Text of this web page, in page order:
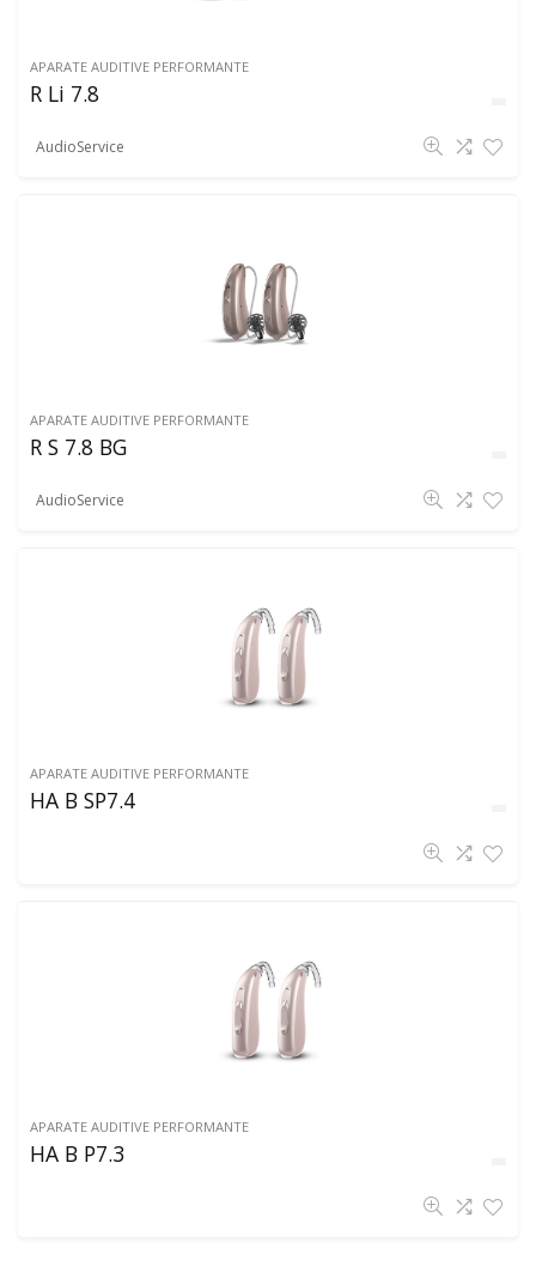
APARATE AUDITIVE PERFORMANTE
R Li 7.8
AudioService
APARATE AUDITIVE PERFORMANTE
R S 7.8 BG
AudioService
APARATE AUDITIVE PERFORMANTE
HA B SP7.4
APARATE AUDITIVE PERFORMANTE
HA B P7.3